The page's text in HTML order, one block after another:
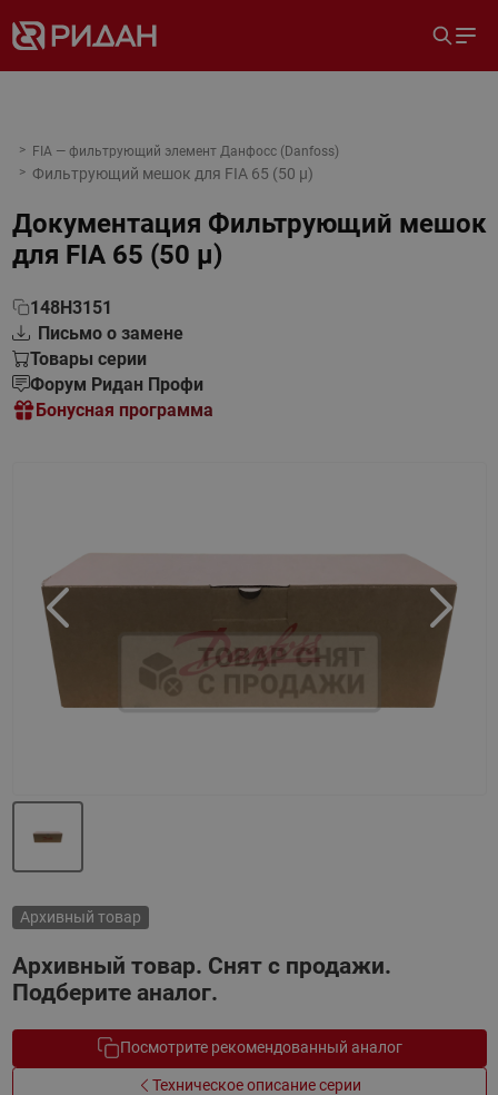
FIA — фильтрующий элемент Данфосс (Danfoss)
Фильтрующий мешок для FIA 65 (50 μ)
Документация Фильтрующий мешок
для FIA 65 (50 μ)
148H3151
Письмо о замене
Товары серии
Форум Ридан Профи
Бонусная программа
Архивный товар
Архивный товар. Снят с продажи.
Подберите аналог.
Посмотрите рекомендованный аналог
Техническое описание серии
Вперед